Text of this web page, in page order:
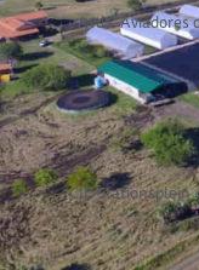
Avda. Aviadores
CIC Stationsplein